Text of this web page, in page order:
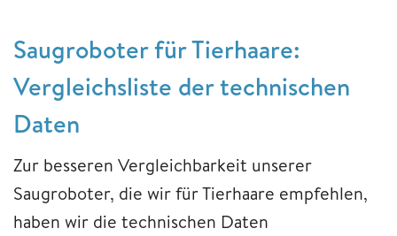
Saugroboter für Tierhaare:
Vergleichsliste der technischen
Daten
Zur besseren Vergleichbarkeit unserer
Saugroboter, die wir für Tierhaare empfehlen,
haben wir die technischen Daten